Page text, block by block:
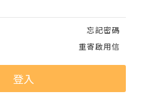
忘記密碼
重寄啟用信